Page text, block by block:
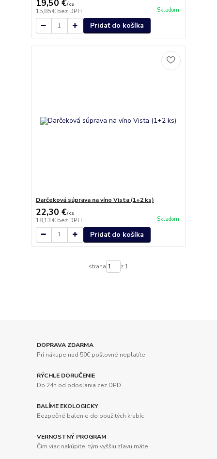
19,50 €/ks
15,85 € bez DPH Skladom
Pridať do košíka
Darčeková súprava na víno Vista (1+2 ks)
22,30 €/ks
18,13 € bez DPH Skladom
Pridať do košíka
strana z 1
DOPRAVA ZDARMA
Pri nákupe nad 50€ poštovné neplatíte.
RÝCHLE DORUČENIE
Do 24h od odoslania cez DPD
BALÍME EKOLOGICKY
Bezpečné balenie do použitých krabíc
VERNOSTNÝ PROGRAM
Čím viac nakúpite, tým vyššiu zľavu máte